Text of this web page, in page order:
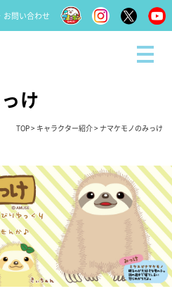
お問い合わせ
け
TOP> キャラクター紹介> ナマケモノのみっけ